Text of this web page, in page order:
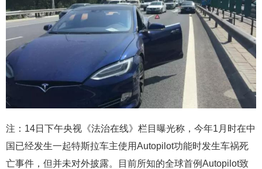
注：14日下午央视《法治在线》栏目曝光称，今年1月时在中
国已经发生一起特斯拉车主使用Autopilot功能时发生车祸死
亡事件，但并未对外披露。目前所知的全球首例Autopilot致